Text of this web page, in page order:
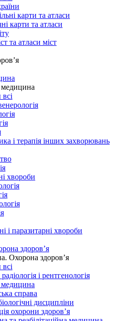
карти та атласи
карти та атласи
та атласи міст
медицина
і терапія інших захворювань
хвороби
і паразитарні хвороби
здоров’я
Охорона здоров’я
і рентгенологія
медицина
справа
дисципліни
охорони здоров’я